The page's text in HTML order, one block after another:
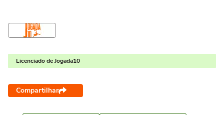
Licenciado de Jogada10
Compartilhar